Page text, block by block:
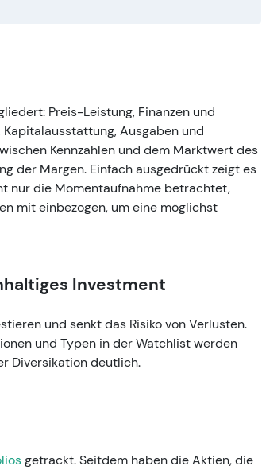
Preis-Leistung, Finanzen und
Ausgaben und
Kennzahlen und dem Marktwert des
der Margen. Einfach ausgedrückt zeigt es
nur die Momentaufnahme betrachtet,
mit einbezogen, um eine möglichst
Investment
und senkt das Risiko von Verlusten.
und Typen in der Watchlist werden
Diversikation deutlich.
getrackt. Seitdem haben die Aktien, die